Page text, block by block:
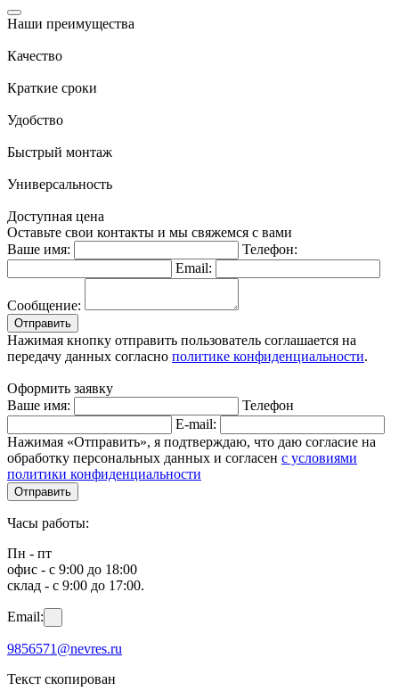
Наши преимущества
Качество
Краткие сроки
Удобство
Быстрый монтаж
Универсальность
Доступная цена
Оставьте свои контакты и мы свяжемся с вами
Ваше имя:
Телефон:
Email:
Сообщение:
Отправить
Нажимая кнопку отправить пользователь соглашается на
передачу данных согласно политике конфиденциальности.
Оформить заявку
Ваше имя:
Телефон
E-mail:
Нажимая «Отправить», я подтверждаю, что даю согласие на
обработку персональных данных и согласен с условиями
политики конфиденциальности
Отправить
Часы работы:
Пн - пт
офис - с 9:00 до 18:00
склад - с 9:00 до 17:00.
Email:
9856571@nevres.ru
Текст скопирован